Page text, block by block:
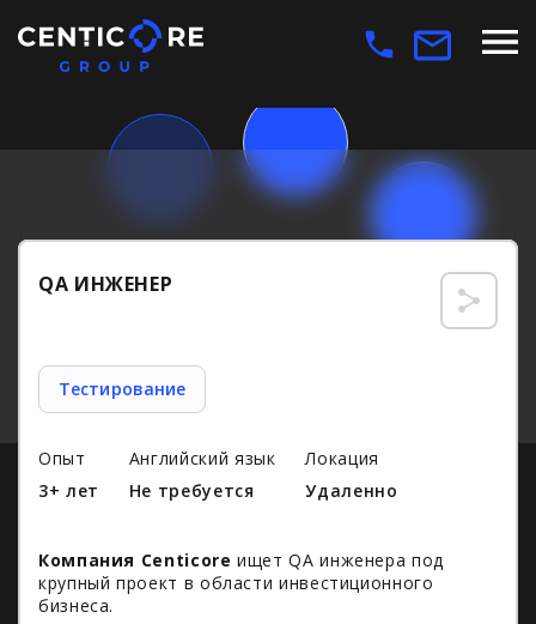
QA ИНЖЕНЕР
Тестирование
Опыт
3+ лет
Английский язык
Не требуется
Локация
Удаленно
Компания Centicore ищет QA инженера под
крупный проект в области инвестиционного
бизнеса.